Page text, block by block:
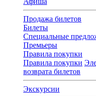
Продажа билетов
Билеты
Специальные
Премьеры
Правила покупки
Правила покупки
возврата билетов
Экскурсии